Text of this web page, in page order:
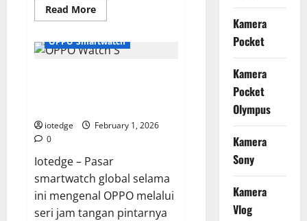
Read MoreRead
more
Pad
X8a,
di
Jutaan
OPPO Smartwatch
iotedge
February 1, 2026
0
Iotedge – Pasar
smartwatch global selama
ini mengenal OPPO melalui
seri jam tangan pintarnya
Kamera
Pocket
Kamera
Pocket
Olympus
Kamera
Sony
Kamera
Vlog